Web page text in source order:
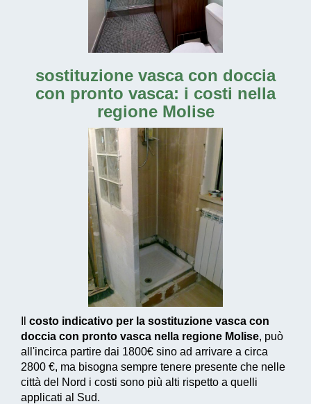
sostituzione vasca con doccia
con pronto vasca: i costi nella
regione Molise
costo indicativo per la sostituzione vasca con
doccia con pronto vasca nella regione Molise, può
all'incirca partire dai 1800€ sino ad arrivare a circa
2800 €, ma bisogna sempre tenere presente che nelle
città del Nord i costi sono più alti rispetto a quelli
applicati al Sud.